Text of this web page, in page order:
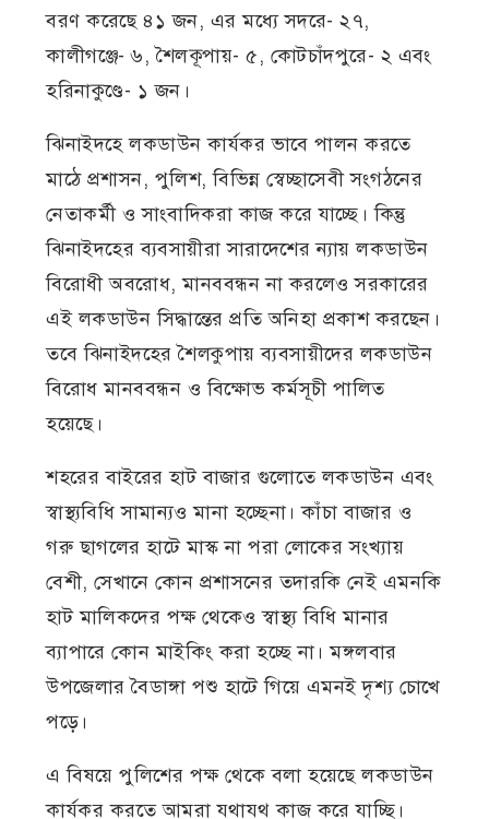
বরণ করেছে ৪১ জন, এর মধ্যে সদরে- ২৭,
কালীগঞ্জে- ৬, শৈলকূপায়- ৫, কোটচাঁদপুরে- ২ এবং
হরিনাকুণ্ডে- ১ জন।
ঝিনাইদহে লকডাউন কার্যকর ভাবে পালন করতে
মাঠে প্রশাসন, পুলিশ, বিভিন্ন স্বেচ্ছাসেবী সংগঠনের
নেতাকর্মী ও সাংবাদিকরা কাজ করে যাচ্ছে। কিন্তু
ঝিনাইদহের ব্যবসায়ীরা সারাদেশের ন্যায় লকডাউন
বিরোধী অবরোধ, মানববন্ধন না করলেও সরকারের
এই লকডাউন সিদ্ধান্তের প্রতি অনিহা প্রকাশ করছেন।
তবে ঝিনাইদহের শৈলকুপায় ব্যবসায়ীদের লকডাউন
বিরোধ মানববন্ধন ও বিক্ষোভ কর্মসূচী পালিত
হয়েছে।
শহরের বাইরের হাট বাজার গুলোতে লকডাউন এবং
স্বাস্থ্যবিধি সামান্যও মানা হচ্ছেনা। কাঁচা বাজার ও
গরু ছাগলের হাটে মাস্ক না পরা লোকের সংখ্যায়
বেশী, সেখানে কোন প্রশাসনের তদারকি নেই এমনকি
হাট মালিকদের পক্ষ থেকেও স্বাস্থ্য বিধি মানার
ব্যাপারে কোন মাইকিং করা হচ্ছে না। মঙ্গলবার
উপজেলার বৈডাঙ্গা পশু হাটে গিয়ে এমনই দৃশ্য চোখে
পড়ে।
এ বিষয়ে পুলিশের পক্ষ থেকে বলা হয়েছে লকডাউন
কার্যকর করতে আমরা যথাযথ কাজ করে যাচ্ছি।